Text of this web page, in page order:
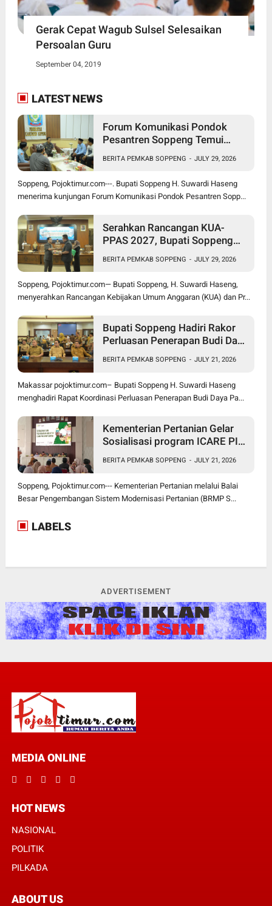
Gerak Cepat Wagub Sulsel Selesaikan
Persoalan Guru
September 04, 2019
LATEST NEWS
Forum Komunikasi Pondok
Pesantren Soppeng Temui
BERITA PEMKAB SOPPENG - JULY 29, 2026
Soppeng, Pojoktimur.com---. Bupati Soppeng H. Suwardi Haseng
menerima kunjungan Forum Komunikasi Pondok Pesantren Sopp...
Serahkan Rancangan KUA-
PPAS 2027, Bupati Soppeng
Tengah Tekanan Fiskal
BERITA PEMKAB SOPPENG - JULY 29, 2026
Soppeng, Pojoktimur.com— Bupati Soppeng, H. Suwardi Haseng,
menyerahkan Rancangan Kebijakan Umum Anggaran (KUA) dan Pr...
Bupati Soppeng Hadiri Rakor
Perluasan Penerapan Budi Daya
BERITA PEMKAB SOPPENG - JULY 21, 2026
Makassar pojoktimur.com– Bupati Soppeng H. Suwardi Haseng
menghadiri Rapat Koordinasi Perluasan Penerapan Budi Daya Pa...
Kementerian Pertanian Gelar
Sosialisasi program ICARE PIU
BERITA PEMKAB SOPPENG - JULY 21, 2026
Soppeng, Pojoktimur.com--- Kementerian Pertanian melalui Balai
Besar Pengembangan Sistem Modernisasi Pertanian (BRMP S...
LABELS
ADVERTISEMENT
MEDIA ONLINE
HOT NEWS
NASIONAL
POLITIK
PILKADA
ABOUT US